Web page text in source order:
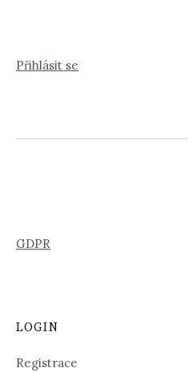
Přihlásit se
GDPR
LOGIN
Registrace